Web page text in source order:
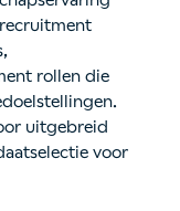
rollen die
uitgebreid
voor